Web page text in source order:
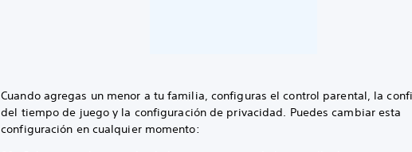
Cuando agregas un menor a tu familia, configuras el control parental, la
del tiempo de juego y la configuración de privacidad. Puedes cambiar esta
configuración en cualquier momento: